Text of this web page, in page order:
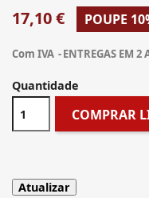
17,10 € POUPE
Com IVA ENTREGAS EM 2
Quantidade
COMPRAR